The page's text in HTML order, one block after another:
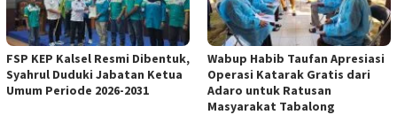
FSP KEP Kalsel Resmi Dibentuk,
Syahrul Duduki Jabatan Ketua
Umum Periode 2026-2031
Wabup Habib Taufan Apresiasi
Operasi Katarak Gratis dari
Adaro untuk Ratusan
Masyarakat Tabalong